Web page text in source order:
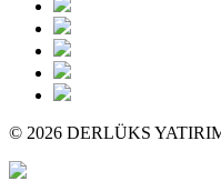
© 2026 DERLÜKS